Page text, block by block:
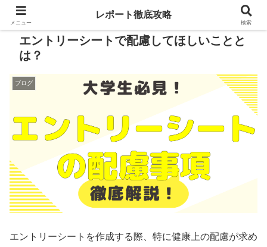
エントリーシートで配慮してほしいことと
は？
ブログ
エントリーシートを作成する際、特に健康上の配慮が求め
メニュー
レポート徹底攻略
検索